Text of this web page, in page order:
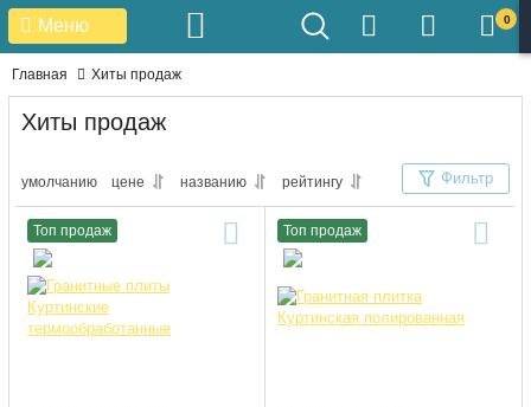
Меню 0
Главная Хиты продаж
Хиты продаж
умолчанию цене названию рейтингу Фильтр
Топ продаж Топ продаж